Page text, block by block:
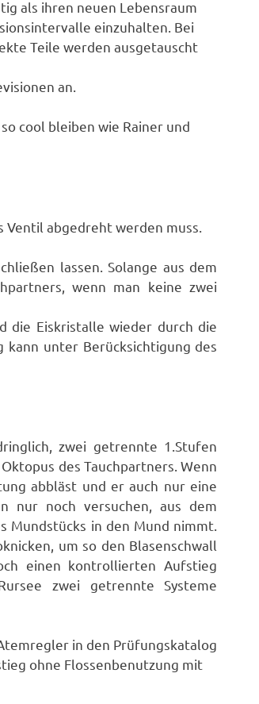
als ihren neuen Lebensraum
einzuhalten. Bei
Teile werden ausgetauscht
an.
cool bleiben wie Rainer und
abgedreht werden muss.
lassen. Solange aus dem
wenn man keine zwei
die Eiskristalle wieder durch die
kann unter Berücksichtigung des
zwei getrennte 1.Stufen
des Tauchpartners. Wenn
abbläst und er auch nur eine
nur noch versuchen, aus dem
Mundstücks in den Mund nimmt.
um so den Blasenschwall
einen kontrollierten Aufstieg
zwei getrennte Systeme
in den Prüfungskatalog
ohne Flossenbenutzung mit